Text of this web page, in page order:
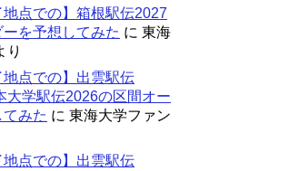
地点での】箱根駅伝2027
を予想してみた に 東海
り
地点での】出雲駅伝
大学駅伝2026の区間オー
みた に 東海大学ファン
地点での】出雲駅伝